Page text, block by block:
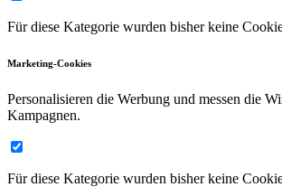
Für diese Kategorie wurden bisher keine
Marketing-Cookies
Personalisieren die Werbung und messen die
Kampagnen.
Für diese Kategorie wurden bisher keine